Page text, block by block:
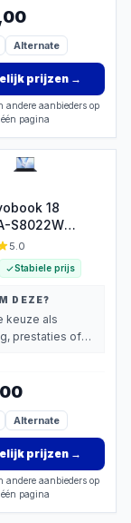
Alternate
prijzen→
andere aanbieders op
één pagina
18
S8022W
5.0
Stabiele prijs
DEZE?
keuze als
prestaties of
Alternate
prijzen→
andere aanbieders op
één pagina